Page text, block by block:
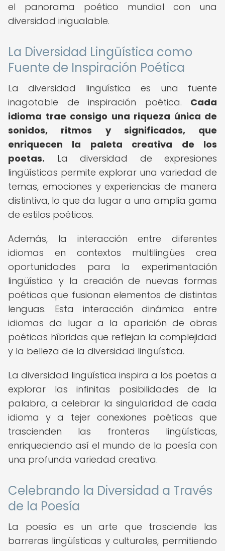
el panorama poético mundial con una
diversidad inigualable.
La Diversidad Lingüística como
Fuente de Inspiración Poética
La diversidad lingüística es una fuente
inagotable de inspiración poética. Cada
idioma trae consigo una riqueza única de
sonidos, ritmos y significados, que
enriquecen la paleta creativa de los
poetas. La diversidad de expresiones
lingüísticas permite explorar una variedad de
temas, emociones y experiencias de manera
distintiva, lo que da lugar a una amplia gama
de estilos poéticos.
Además, la interacción entre diferentes
idiomas en contextos multilingües crea
oportunidades para la experimentación
lingüística y la creación de nuevas formas
poéticas que fusionan elementos de distintas
lenguas. Esta interacción dinámica entre
idiomas da lugar a la aparición de obras
poéticas híbridas que reflejan la complejidad
y la belleza de la diversidad lingüística.
La diversidad lingüística inspira a los poetas a
explorar las infinitas posibilidades de la
palabra, a celebrar la singularidad de cada
idioma y a tejer conexiones poéticas que
trascienden las fronteras lingüísticas,
enriqueciendo así el mundo de la poesía con
una profunda variedad creativa.
Celebrando la Diversidad a Través
de la Poesía
La poesía es un arte que trasciende las
barreras lingüísticas y culturales, permitiendo